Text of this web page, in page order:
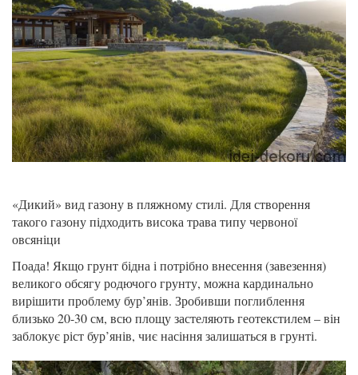
«Дикий» вид газону в пляжному стилі. Для створення
такого газону підходить висока трава типу червоної
овсяніци
Поада! Якщо грунт бідна і потрібно внесення (завезення)
великого обсягу родючого грунту, можна кардинально
вирішити проблему бур’янів. Зробивши поглиблення
близько 20-30 см, всю площу застеляють геотекстилем – він
заблокує ріст бур’янів, чиє насіння залишаться в грунті.